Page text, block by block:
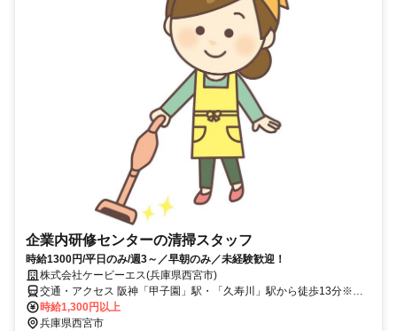
企業内研修センターの清掃スタッフ
時給1300円/平日のみ/週3～／早朝のみ／未経験歓迎！
株式会社ケービーエス(兵庫県西宮市)
交通・アクセス 阪神「甲子園」駅・「久寿川」駅から徒歩13分※阪
神「西宮」駅・JR「西宮」駅・阪急「西宮北口」駅からも通勤可
能！
時給1,300円以上
兵庫県西宮市